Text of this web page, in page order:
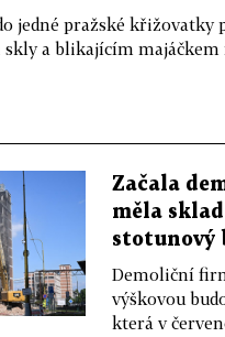
jedné pražské
a blikajícím majáčkem
Začala
měla
stotunový
Demoliční
výškovou
která v